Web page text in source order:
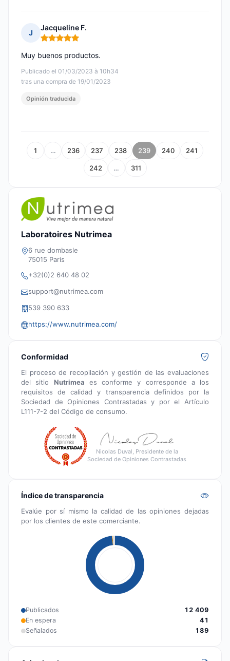
J
Jacqueline F.
Nota: 5 de 5
Publicado el 01/03/2023 à 10h34
tras una compra de 19/01/2023
Muy buenos productos.
Opinión traducida
1 … 236 237 238 239 240 241
242 … 311
Laboratoires Nutrimea
6 rue dombasle
75015 Paris
+32(0)2 640 48 02
support@nutrimea.com
539 390 633
https://www.nutrimea.com/
Conformidad
El proceso de recopilación y gestión de las evaluaciones
del sitio Nutrimea es conforme y corresponde a los
requisitos de calidad y transparencia definidos por la
Sociedad de Opiniones Contrastadas y por el Artículo
L111-7-2 del Código de consumo.
Nicolas Duval, Presidente de la
Sociedad de Opiniones Contrastadas
Índice de transparencia
Evalúe por sí mismo la calidad de las opiniones dejadas
por los clientes de este comerciante.
Publicados
12 409
En espera
41
Señalados
189